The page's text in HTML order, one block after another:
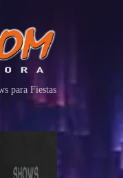
para Fiestas